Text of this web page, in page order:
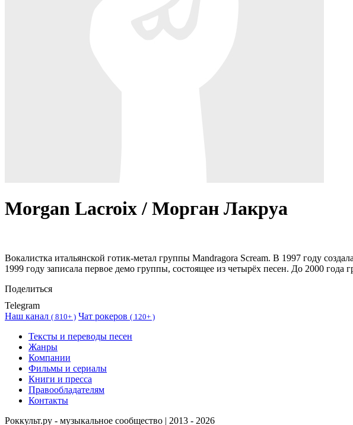
Morgan Lacroix / Морган Лакруа
Вокалистка итальянской готик-метал группы Mandragora Scream. В 1997 году
1999 году записала первое демо группы, состоящее из четырёх песен. До 2000
Поделиться
Telegram
Наш канал ( 810+ ) Чат рокеров ( 120+ )
Тексты и переводы песен
Жанры
Компании
Фильмы и сериалы
Книги и пресса
Правообладателям
Контакты
Роккульт.ру - музыкальное сообщество | 2013 - 2026